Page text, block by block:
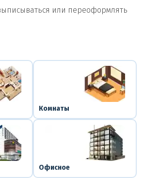
или переоформлять
Комнаты
Офисное